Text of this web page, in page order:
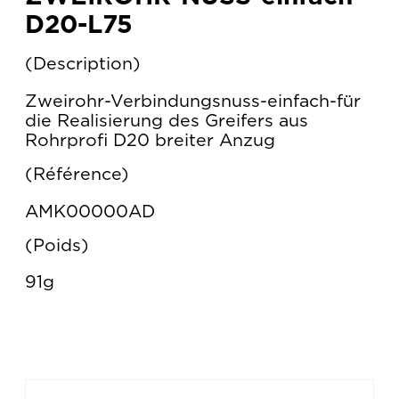
D20-L75
Description
Zweirohr-Verbindungsnuss-einfach-für
die Realisierung des Greifers aus
Rohrprofi D20 breiter Anzug
Référence
AMK00000AD
Poids
91g